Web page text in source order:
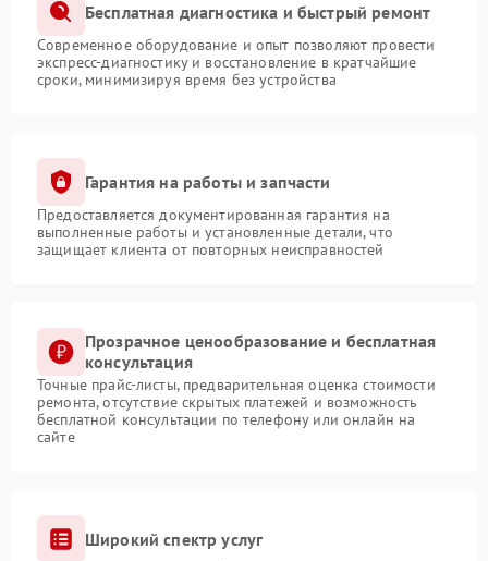
Бесплатная диагностика и быстрый ремонт
Современное оборудование и опыт позволяют провести
экспресс-диагностику и восстановление в кратчайшие
сроки, минимизируя время без устройства
Гарантия на работы и запчасти
Предоставляется документированная гарантия на
выполненные работы и установленные детали, что
защищает клиента от повторных неисправностей
Прозрачное ценообразование и бесплатная
консультация
Точные прайс-листы, предварительная оценка стоимости
ремонта, отсутствие скрытых платежей и возможность
бесплатной консультации по телефону или онлайн на
сайте
Широкий спектр услуг